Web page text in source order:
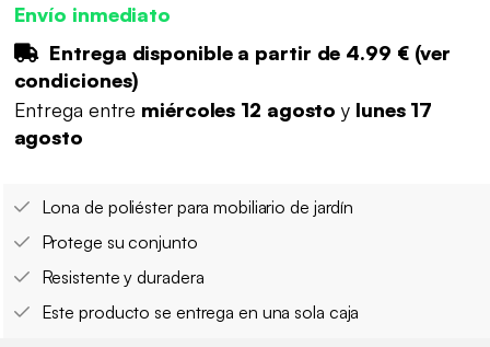
Envío inmediato
Entrega disponible a partir de 4.99 €(ver
condiciones)
Entrega entre miércoles 12 agostoy lunes 17
agosto
Lona de poliéster para mobiliario de jardín
Protege su conjunto
Resistente y duradera
Este producto se entrega en una sola caja